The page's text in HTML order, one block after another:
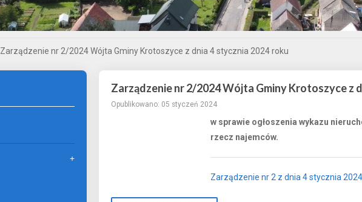
Zarządzenie nr 2/2024 Wójta Gminy Krotoszyce z dnia 4 stycznia 2024 roku
Zarządzenie nr 2/2024 Wójta Gminy Krotoszyce z
Opublikowano: 05 styczeń 2024
w sprawie ogłoszenia wykazu
rzecz najemców.
Zarządzenie nr 2 z dnia 4 stycznia